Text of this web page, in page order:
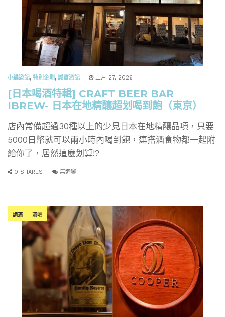
小編遊記, 特別企劃 , 誠實酒記 三月 27, 2026
[日本喝酒特輯] CRAFT BEER BAR
IBREW- 日本在地精釀超划喝到飽（東京）
店內常備超過30種以上的少見日本在地精釀品項，只要
5000日幣就可以兩小時內喝到飽，連搭酒食物都一起附
給你了，居然這麼划算!?
0 SHARES 無迴響
調酒 酒吧